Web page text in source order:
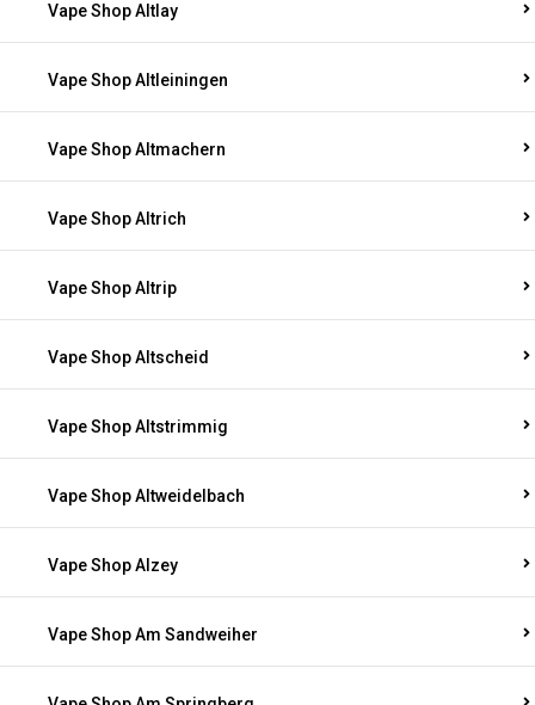
Vape Shop Altlay
Vape Shop Altleiningen
Vape Shop Altmachern
Vape Shop Altrich
Vape Shop Altrip
Vape Shop Altscheid
Vape Shop Altstrimmig
Vape Shop Altweidelbach
Vape Shop Alzey
Vape Shop Am Sandweiher